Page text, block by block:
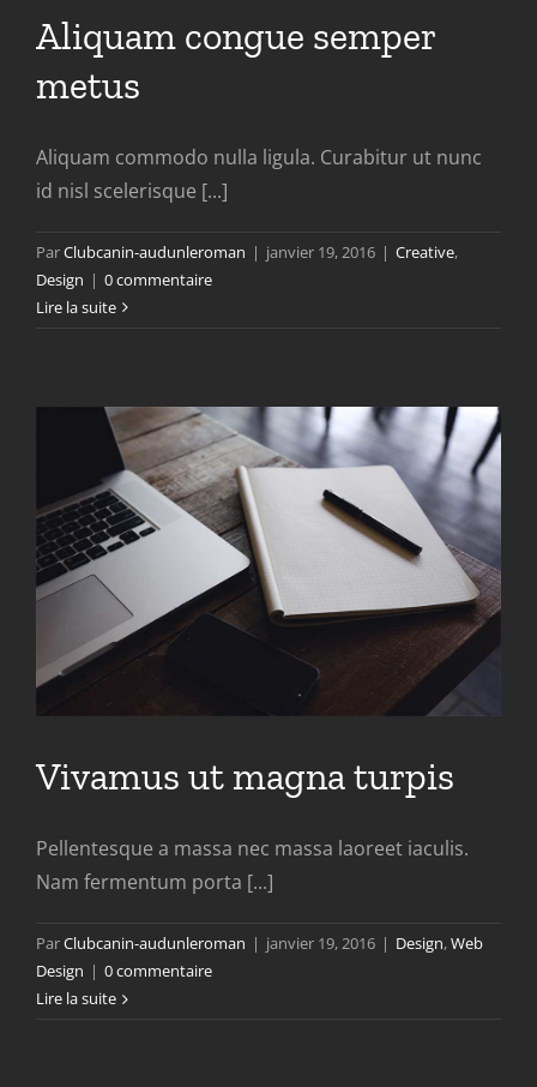
Aliquam congue semper
metus
Aliquam commodo nulla ligula. Curabitur ut nunc
id nisl scelerisque [...]
ParClubcanin-audunleroman | janvier 19, 2016 | Creative,
Design | 0 commentaire
Lire la suite
Vivamus ut magna turpis
Pellentesque a massa nec massa laoreet iaculis.
Nam fermentum porta [...]
ParClubcanin-audunleroman | janvier 19, 2016 | Design,Web
Design | 0 commentaire
Lire la suite